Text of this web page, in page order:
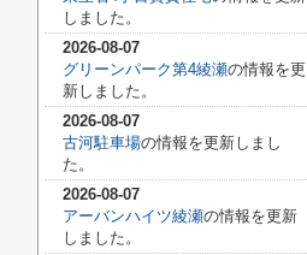
しました。
2026-08-07
グリーンパーク第4綾瀬の情報を更
新しました。
2026-08-07
古河駐車場の情報を更新しまし
た。
2026-08-07
アーバンハイツ綾瀬の情報を更新
しました。